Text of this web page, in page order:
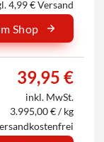
4,99 € Versand
Shop
39,95 €
inkl. MwSt.
3.995,00 € / kg